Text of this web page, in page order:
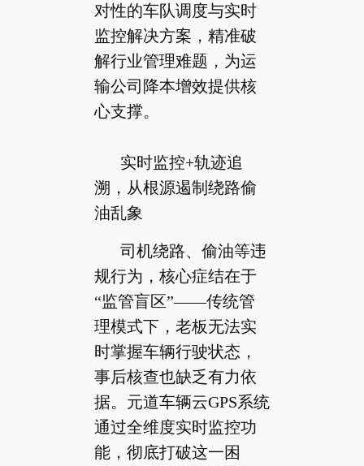
对性的车队调度与实时
监控解决方案，精准破
解行业管理难题，为运
输公司降本增效提供核
心支撑。
实时监控+轨迹追
溯，从根源遏制绕路偷
油乱象
司机绕路、偷油等违
规行为，核心症结在于
“监管盲区”——传统管
理模式下，老板无法实
时掌握车辆行驶状态，
事后核查也缺乏有力依
据。元道车辆云GPS系统
通过全维度实时监控功
能，彻底打破这一困